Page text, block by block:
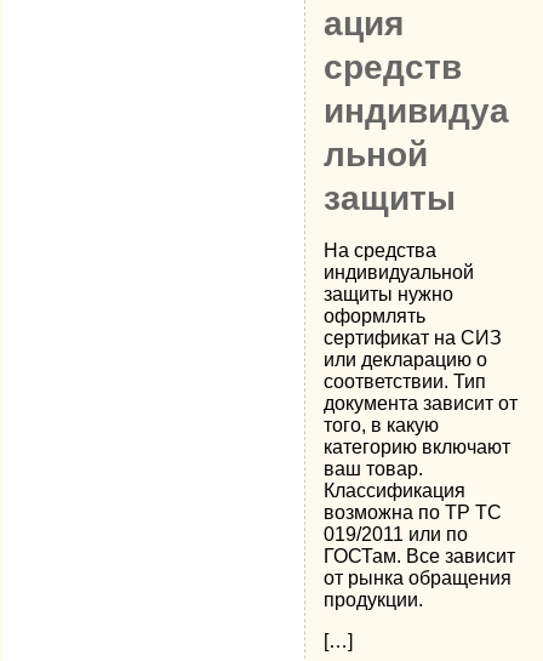
ация
средств
индивидуа
льной
защиты
На средства
индивидуальной
защиты нужно
оформлять
сертификат на СИЗ
или декларацию о
соответствии. Тип
документа зависит от
того, в какую
категорию включают
ваш товар.
Классификация
возможна по ТР ТС
019/2011 или по
ГОСТам. Все зависит
от рынка обращения
продукции.
[…]